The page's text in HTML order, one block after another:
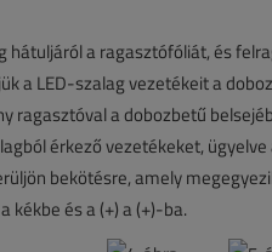
hátuljáról a ragasztófóliát, és
a LED-szalag vezetékeit a
ragasztóval a dobozbetű
érkező vezetékeket,
bekötésre, amely
kékbe és a (+) a (+)-ba.